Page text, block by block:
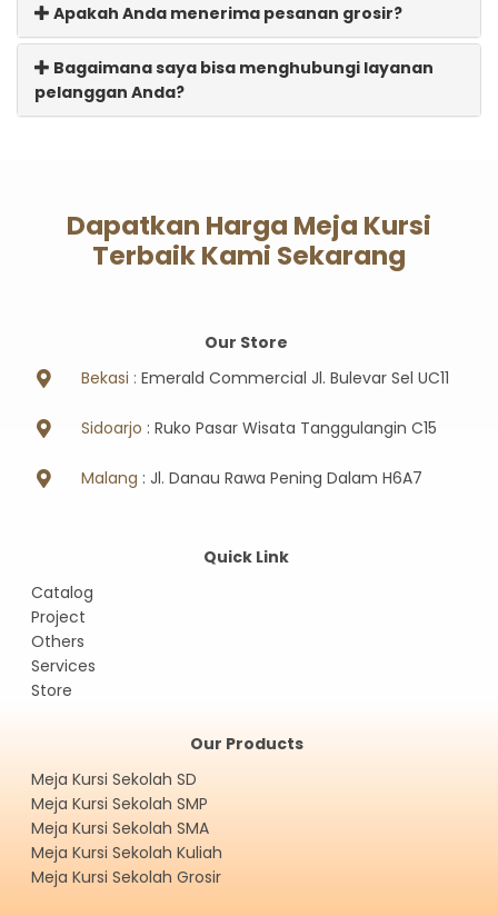
Apakah Anda menerima pesanan grosir?
Bagaimana saya bisa menghubungi layanan
pelanggan Anda?
Dapatkan Harga Meja Kursi
Terbaik Kami Sekarang
Our Store
Bekasi : Emerald Commercial Jl. Bulevar Sel UC11
Sidoarjo : Ruko Pasar Wisata Tanggulangin C15
Malang : Jl. Danau Rawa Pening Dalam H6A7
Quick Link
Catalog
Project
Others
Services
Store
Our Products
Meja Kursi Sekolah SD
Meja Kursi Sekolah SMP
Meja Kursi Sekolah SMA
Meja Kursi Sekolah Kuliah
Meja Kursi Sekolah Grosir